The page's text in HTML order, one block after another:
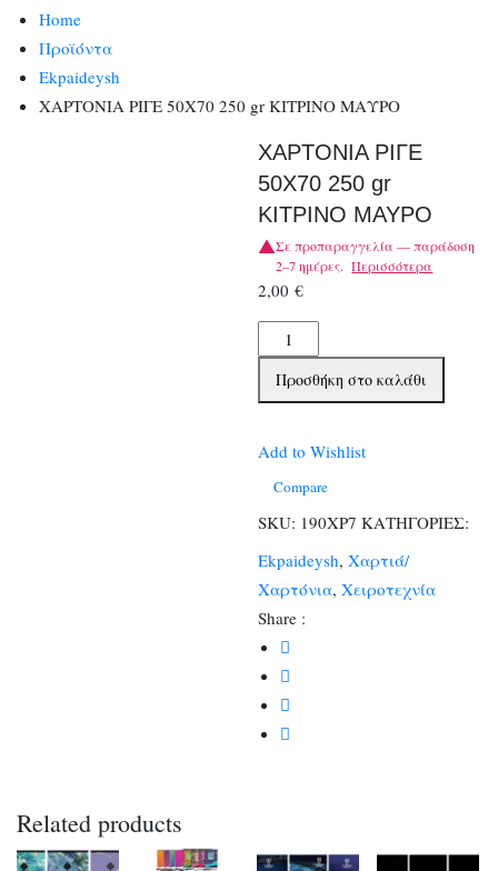
Home
Προϊόντα
Ekpaideysh
ΧΑΡΤΟΝΙΑ ΡΙΓΕ 50Χ70 250 gr ΚΙΤΡΙΝΟ ΜΑΥΡΟ
ΧΑΡΤΟΝΙΑ ΡΙΓΕ
50Χ70 250 gr
ΚΙΤΡΙΝΟ ΜΑΥΡΟ
Σε προπαραγγελία — παράδοση
2–7 ημέρες. Περισσότερα
2,00€
ΧΑΡΤΟΝΙΑ
ΡΙΓΕ
50Χ70
gr
ΚΙΤΡΙΝΟ
Προσθήκη στο καλάθι
Add to Wishlist
Compare
SKU: 190ΧΡ7 ΚΑΤΗΓΟΡΙΕΣ:
Ekpaideysh,Χαρτιά/
Χαρτόνια,Χειροτεχνία
Share :
Related products